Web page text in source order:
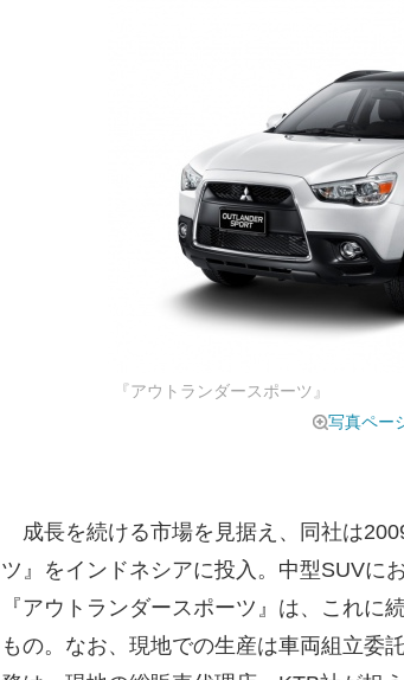
『アウトランダースポーツ』
写真ペー
成長を続ける市場を見据え、同社は
ツ』をインドネシアに投入。中型SUVに
『アウトランダースポーツ』は、これに
もの。なお、現地での生産は車両組立委